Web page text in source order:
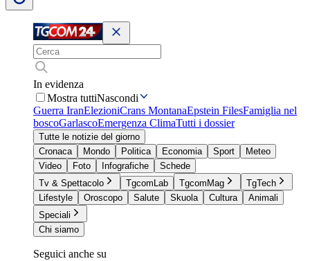
In evidenza
Mostra tuttiNascondi
Guerra IranElezioniCrans MontanaEpstein FilesFamiglia nel
boscoGarlascoEmergenza ClimaTutti i dossier
Tutte le notizie del giorno
Cronaca
Mondo Politica Economia Sport
Meteo
Video
Foto Infografiche
Schede
Tv & Spettacolo
TgcomLab TgcomMag
TgTech
Lifestyle
Oroscopo Salute Skuola Cultura
Animali
Speciali
Chi siamo
Seguici anche su